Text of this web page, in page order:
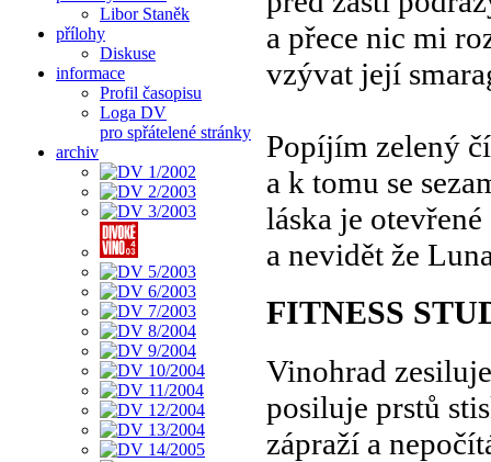
Libor Staněk
přílohy
Diskuse
informace
Profil časopisu
Loga DV
pro spřátelené stránky
archiv
a přece nic mi
vzývat její
Popíjím zelený
a k tomu se
láska je
a nevidět že
FITNESS
Vinohrad
posiluje prstů
zápraží a